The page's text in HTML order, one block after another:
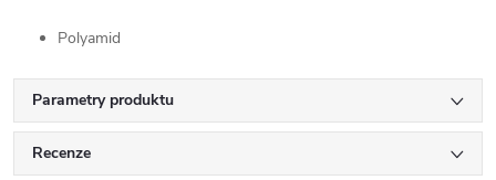
Polyamid
Parametry produktu
Recenze